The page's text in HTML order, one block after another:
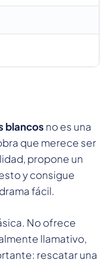
blancos no es una
que merece ser
propone un
y consigue
fácil.
No ofrece
llamativo,
rescatar una